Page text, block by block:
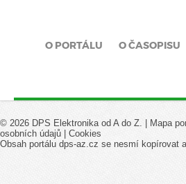
O PORTÁLU O ČASOPISU
© 2026 DPS Elektronika od A do Z. | Mapa
osobních údajů
Cookies
Obsah portálu dps-az.cz se nesmí kopírovat